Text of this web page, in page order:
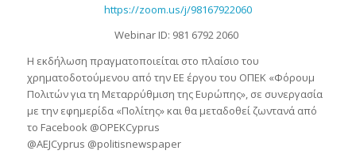
https://zoom.us/j/98167922060
Webinar ΙD: 981 6792 2060
Η εκδήλωση πραγματοποιείται στο πλαίσιο του
χρηματοδοτούμενου από την ΕΕ έργου του ΟΠΕΚ «Φόρουμ
Πολιτών για τη Μεταρρύθμιση της Ευρώπης», σε συνεργασία
με την εφημερίδα «Πολίτης» και θα μεταδοθεί ζωντανά από
το Facebook @OPEKCyprus
@AEJCyprus @politisnewspaper